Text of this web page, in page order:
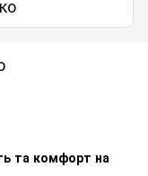
та комфорт на